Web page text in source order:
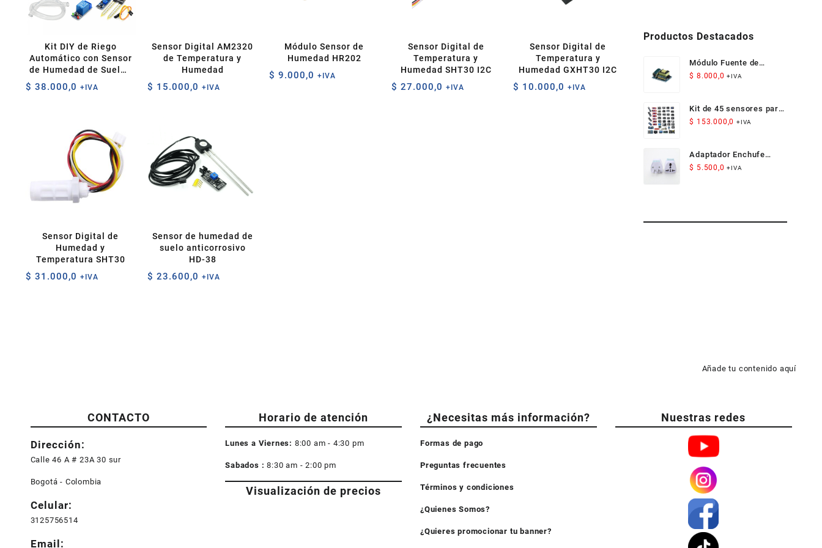
Kit DIY de Riego
Automático con Sensor
de Humedad de Suelo |
Proyecto Escolar STEM
$ 38.000,0 +IVA
Sensor Digital AM2320
de Temperatura y
Humedad
$ 15.000,0 +IVA
Módulo Sensor de
Humedad HR202
$ 9.000,0 +IVA
Sensor Digital de
Temperatura y
Humedad SHT30 I2C
$ 27.000,0 +IVA
Sensor Digital de
Temperatura y
Humedad GXHT30 I2C
$ 10.000,0 +IVA
Sensor Digital de
Humedad y
Temperatura SHT30
$ 31.000,0 +IVA
Sensor de humedad de
suelo anticorrosivo
HD-38
$ 23.600,0 +IVA
Productos Destacados
Módulo Fuente de
Alimentación Aislada
$ 8.000,0 +IVA
Kit de 45 sensores para
Arduino
$ 153.000,0 +IVA
Adaptador Enchufe
Americano Compacto
$ 5.500,0 +IVA
Añade tu contenido aquí
CONTACTO
Dirección:
Calle 46 A # 23A 30 sur
Bogotá - Colombia
Celular:
3125756514
Email:
Horario de atención
Lunes a Viernes: 8:00 am - 4:30 pm
Sabados :8:30 am - 2:00 pm
Visualización de precios
¿Necesitas más información?
Formas de pago
Preguntas frecuentes
Términos y condiciones
¿Quienes Somos?
¿Quieres promocionar tu banner?
Nuestras redes